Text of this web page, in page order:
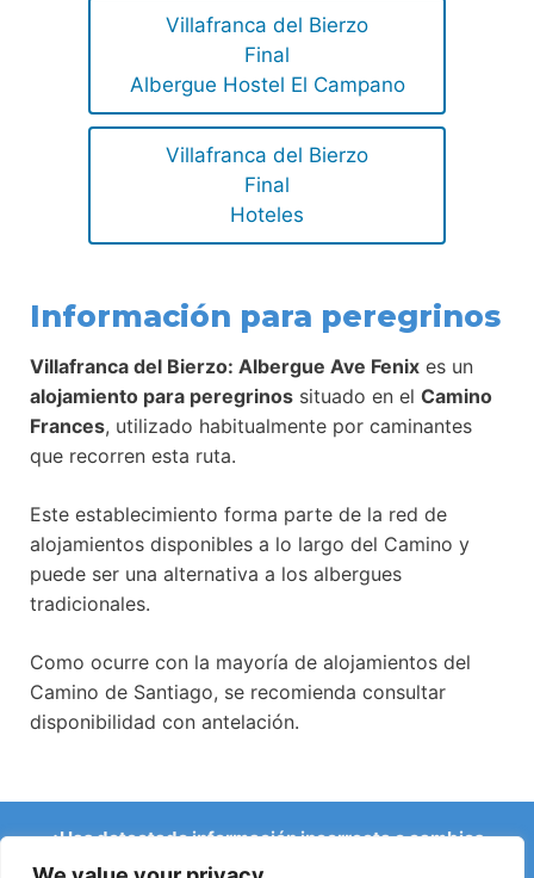
Villafranca del Bierzo
Final
Albergue Hostel El Campano
Villafranca del Bierzo
Final
Hoteles
Información para peregrinos
Villafranca del Bierzo: Albergue Ave Fenix es un
alojamiento para peregrinos situado en el Camino
Frances, utilizado habitualmente por caminantes
que recorren esta ruta.
Este establecimiento forma parte de la red de
alojamientos disponibles a lo largo del Camino y
puede ser una alternativa a los albergues
tradicionales.
Como ocurre con la mayoría de alojamientos del
Camino de Santiago, se recomienda consultar
disponibilidad con antelación.
¿Has detectado información incorrecta o cambios
recientes en el Camino?